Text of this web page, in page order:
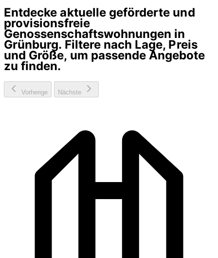
Entdecke aktuelle geförderte und
provisionsfreie
Genossenschaftswohnungen in
Grünburg. Filtere nach Lage, Preis
und Größe, um passende Angebote
zu finden.
Vorherige Nächste